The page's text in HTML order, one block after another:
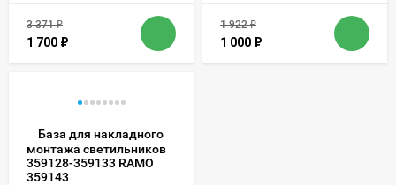
3 371₽
1 700 ₽
1 922₽
1 000 ₽
База для накладного
монтажа светильников
359128-359133 RAMO
359143